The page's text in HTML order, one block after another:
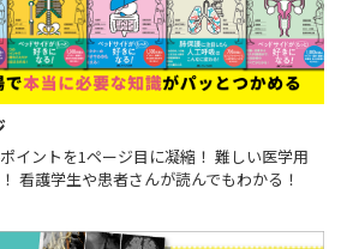
イントを1ページ目に凝縮！ 難しい医学用
看護学生や患者さんが読んでもわかる！